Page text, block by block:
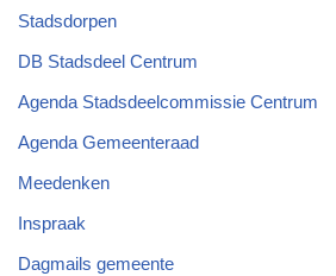
Stadsdorpen
DB Stadsdeel Centrum
Agenda Stadsdeelcommissie Centrum
Agenda Gemeenteraad
Meedenken
Inspraak
Dagmails gemeente